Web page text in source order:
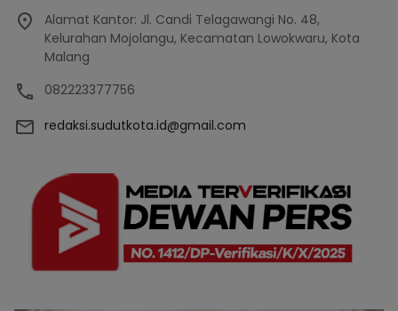
Alamat Kantor: Jl. Candi Telagawangi No. 48,
Kelurahan Mojolangu, Kecamatan Lowokwaru, Kota
Malang
082223377756
redaksi.sudutkota.id@gmail.com